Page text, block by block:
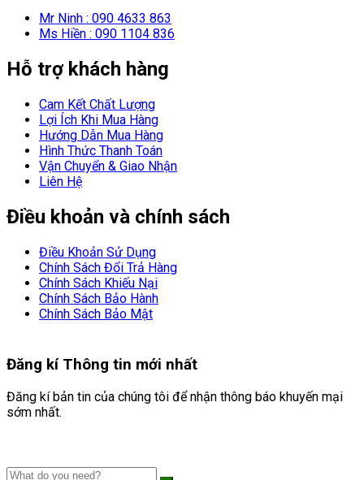
Mr Ninh : 090 4633 863
Ms Hiền : 090 1104 836
Hỗ trợ khách hàng
Cam Kết Chất Lượng
Lợi Ích Khi Mua Hàng
Hướng Dẫn Mua Hàng
Hình Thức Thanh Toán
Vận Chuyển & Giao Nhận
Liên Hệ
Điều khoản và chính sách
Điều Khoản Sử Dụng
Chính Sách Đổi Trả Hàng
Chính Sách Khiếu Nại
Chính Sách Bảo Hành
Chính Sách Bảo Mật
Đăng kíThông tin mới nhất
Đăng kí bản tin của chúng tôi để nhận thông báo khuyến mại
sớm nhất.